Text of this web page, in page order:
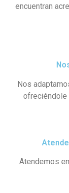
encuentran
Nos
ofreciéndole
Atendemos